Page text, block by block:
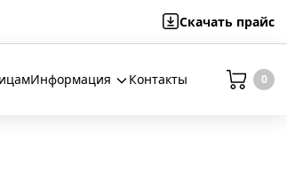
Скачать прайс
Информация Контакты 0